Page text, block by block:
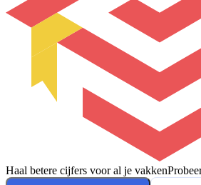
Haal betere cijfers voor al je vakken